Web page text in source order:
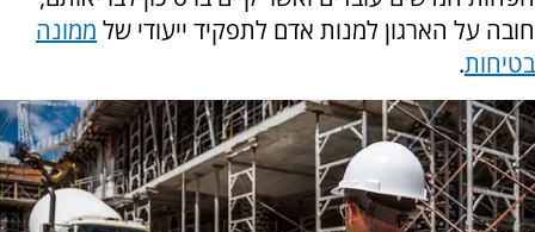
חובה על הארגון למנות אדם לתפקיד ייעודי של ממונה
בטיחות.